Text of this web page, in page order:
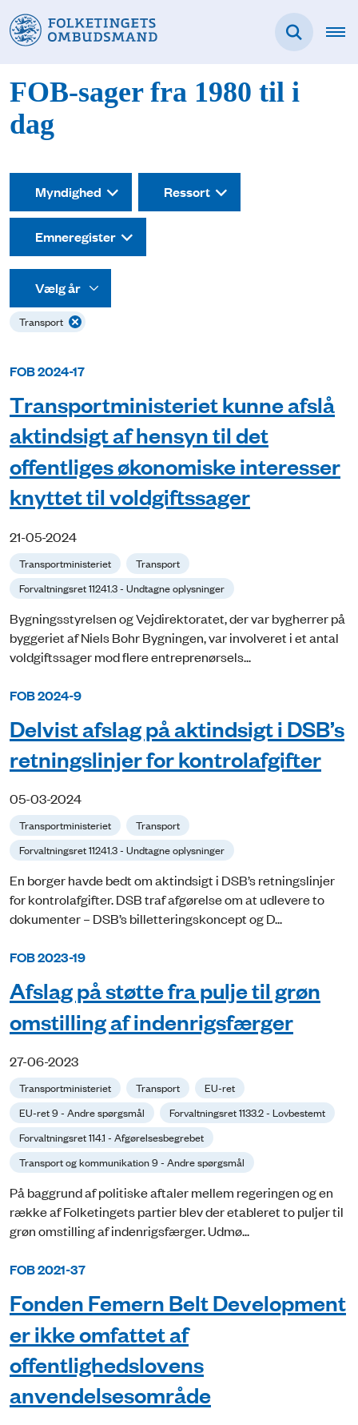
FOB-sager fra 1980 til i
dag
Myndighed Ressort
Emneregister
Transport
FOB 2024-17
Transportministeriet kunne afslå
aktindsigt af hensyn til det
offentliges økonomiske interesser
knyttet til voldgiftssager
21-05-2024
Transportministeriet
Transport
Forvaltningsret 11241.3 - Undtagne oplysninger
Bygningsstyrelsen og Vejdirektoratet, der var bygherrer på
byggeriet af Niels Bohr Bygningen, var involveret i et antal
voldgiftssager mod flere entreprenørsels...
FOB 2024-9
Delvist afslag på aktindsigt i DSB’s
retningslinjer for kontrolafgifter
05-03-2024
Transportministeriet
Transport
Forvaltningsret 11241.3 - Undtagne oplysninger
En borger havde bedt om aktindsigt i DSB’s retningslinjer
for kontrolafgifter. DSB traf afgørelse om at udlevere to
dokumenter – DSB’s billetteringskoncept og D...
FOB 2023-19
Afslag på støtte fra pulje til grøn
omstilling af indenrigsfærger
27-06-2023
Transportministeriet Transport
EU-ret
EU-ret 9 - Andre spørgsmål
Forvaltningsret 1133.2 - Lovbestemt
Forvaltningsret 114.1 - Afgørelsesbegrebet
Transport og kommunikation 9 - Andre spørgsmål
På baggrund af politiske aftaler mellem regeringen og en
række af Folketingets partier blev der etableret to puljer til
grøn omstilling af indenrigsfærger. Udmø...
FOB 2021-37
Fonden Femern Belt Development
er ikke omfattet af
offentlighedslovens
anvendelsesområde